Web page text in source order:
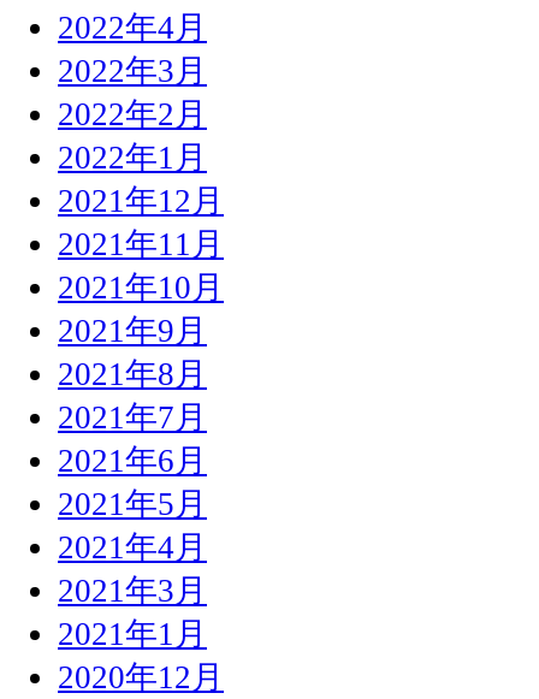
2022年4月
2022年3月
2022年2月
2022年1月
2021年12月
2021年11月
2021年10月
2021年9月
2021年8月
2021年7月
2021年6月
2021年5月
2021年4月
2021年3月
2021年1月
2020年12月